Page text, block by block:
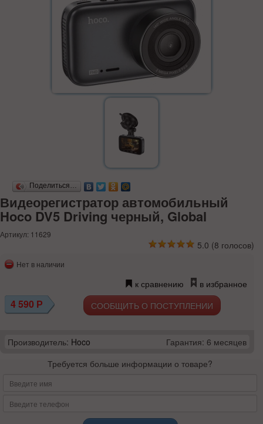
Поделиться…
Видеорегистратор автомобильный
Hoco DV5 Driving черный, Global
Артикул: 11629
5.0 (8 голосов)
Нет в наличии
к сравнению в избранное
4 590 Р СООБЩИТЬ О ПОСТУПЛЕНИИ
Производитель: Hoco
Гарантия: 6 месяцев
Требуется больше информации о товаре?